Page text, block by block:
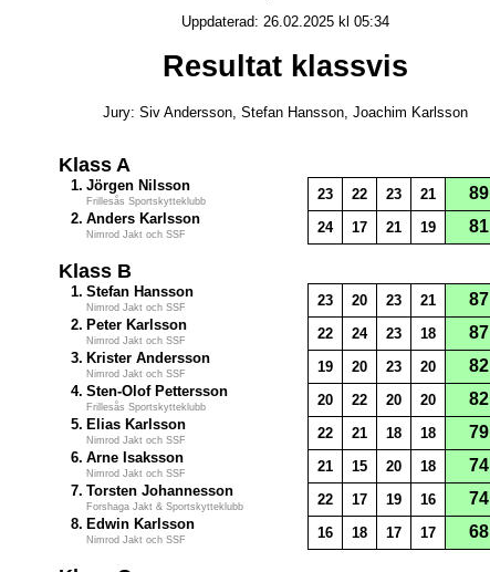
Uppdaterad: 26.02.2025 kl 05:34
Resultat klassvis
Jury: Siv Andersson, Stefan Hansson, Joachim Karlsson
Klass A
1. Jörgen Nilsson
Frillesås Sportskytteklubb 23 22 23 21 89
2. Anders Karlsson
Nimrod Jakt och SSF 24 17 21 19 81
Klass B
1. Stefan Hansson
Nimrod Jakt och SSF 23 20 23 21 87
2. Peter Karlsson
Nimrod Jakt och SSF 22 24 23 18 87
3. Krister Andersson
Nimrod Jakt och SSF 19 20 23 20 82
4. Sten-Olof Pettersson
Frillesås Sportskytteklubb 20 22 20 20 82
5. Elias Karlsson
Nimrod Jakt och SSF 22 21 18 18 79
6. Arne Isaksson
Nimrod Jakt och SSF 21 15 20 18 74
7. Torsten Johannesson
Forshaga Jakt & Sportskytteklubb 22 17 19 16 74
8. Edwin Karlsson
Nimrod Jakt och SSF 16 18 17 17 68